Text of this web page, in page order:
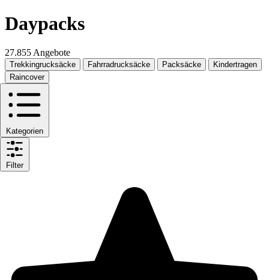
Daypacks
27.855 Angebote
Trekkingrucksäcke Fahrradrucksäcke Packsäcke
Kindertragen
Raincover
Kategorien
Filter